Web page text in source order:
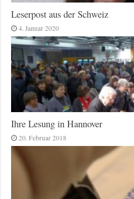
Leserpost aus der Schweiz
4. Januar 2020
Ihre Lesung in Hannover
20. Februar 2018